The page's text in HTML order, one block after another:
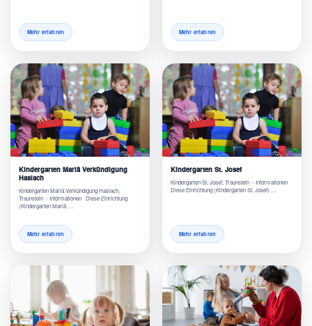
Mehr erfahren Mehr erfahren
Kindergarten Mariä Verkündigung
Haslach
Kindergarten Mariä Verkündigung Haslach,
Traunstein - Informationen Diese Einrichtung
(Kindergarten Mariä …
Mehr erfahren
Kindergarten St. Josef
Kindergarten St. Josef, Traunstein - Informationen
Diese Einrichtung (Kindergarten St. Josef) …
Mehr erfahren